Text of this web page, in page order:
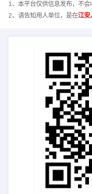
1、本平台仅供信息发布，不会
2、请告知用人单位，是在江安